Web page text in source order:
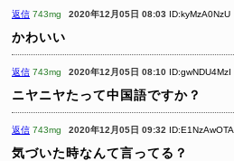
返信 743mg 2020年12月05日 08:03 ID:kyMzA0NzU
かわいい
返信 743mg 2020年12月05日 08:10 ID:gwNDU4MzI
ニヤニヤたって中国語ですか？
返信 743mg 2020年12月05日 09:32 ID:E1NzAwOTA
気づいた時なんて言ってる？